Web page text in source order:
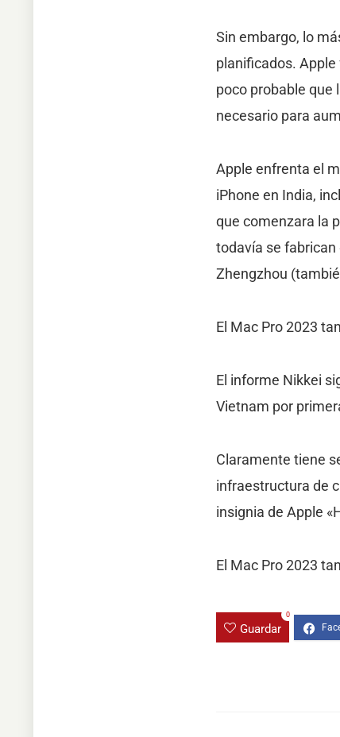
Sin embargo, lo
planificados.
poco probable que
necesario para
Apple enfrenta el
iPhone en India,
que comenzara la
todavía se fabrican
Zhengzhou
El Mac Pro 2023
El informe Nikkei
Vietnam por
Claramente tiene
infraestructura de
insignia de Apple
El Mac Pro 2023
Guardar
0